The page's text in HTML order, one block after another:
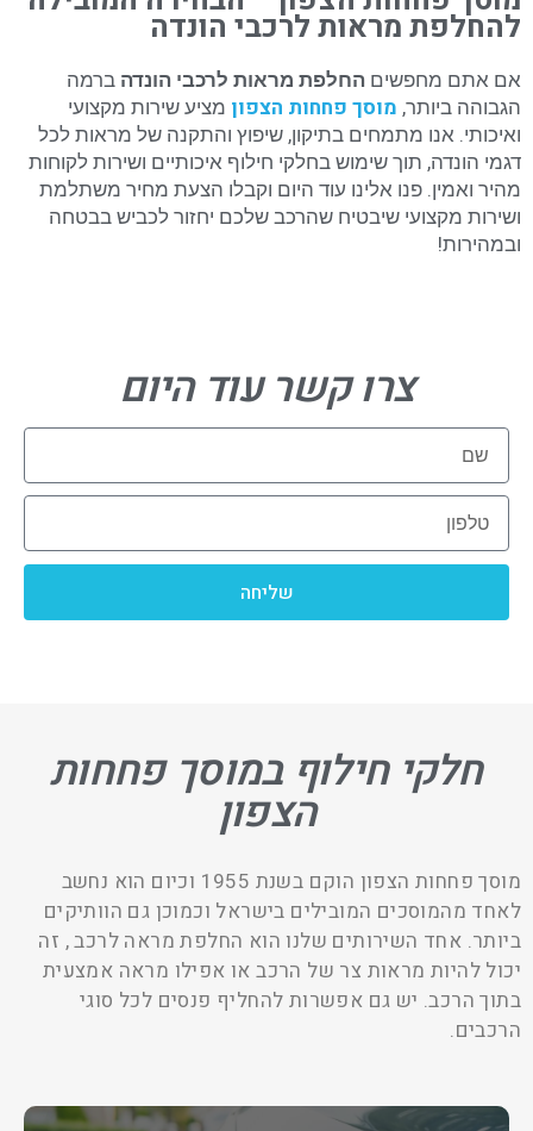
להחלפת מראות לרכבי הונדה
אם אתם מחפשים החלפת מראות לרכבי הונדה ברמה
הגבוהה ביותר, מוסך פחחות הצפון מציע שירות מקצועי
ואיכותי. אנו מתמחים בתיקון, שיפוץ והתקנה של מראות לכל
דגמי הונדה, תוך שימוש בחלקי חילוף איכותיים ושירות לקוחות
מהיר ואמין. פנו אלינו עוד היום וקבלו הצעת מחיר משתלמת
ושירות מקצועי שיבטיח שהרכב שלכם יחזור לכביש בבטחה
ובמהירות!
צרו קשר עוד היום
שליחה
חלקי חילוף במוסך פחחות
הצפון
מוסך פחחות הצפון הוקם בשנת 1955 וכיום הוא נחשב
לאחד מהמוסכים המובילים בישראל וכמוכן גם הוותיקים
ביותר. אחד השירותים שלנו הוא החלפת מראה לרכב , זה
יכול להיות מראות צר של הרכב או אפילו מראה אמצעית
בתוך הרכב. יש גם אפשרות להחליף פנסים לכל סוגי
הרכבים.